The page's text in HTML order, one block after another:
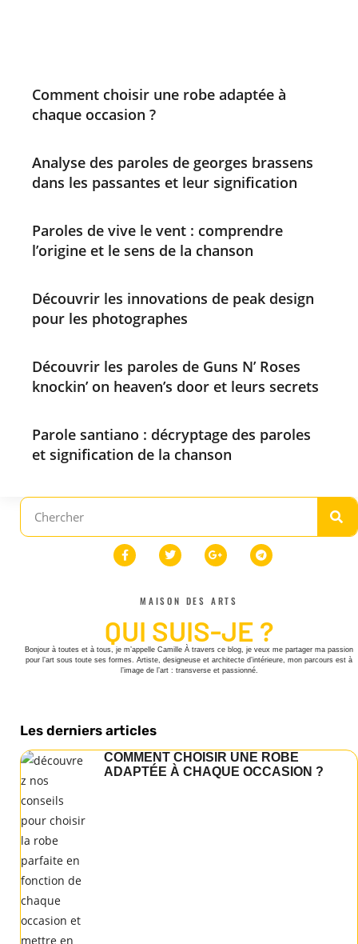
Comment choisir une robe adaptée à
chaque occasion ?
Analyse des paroles de georges brassens
dans les passantes et leur signification
Paroles de vive le vent : comprendre
l’origine et le sens de la chanson
Découvrir les innovations de peak design
pour les photographes
Découvrir les paroles de Guns N’ Roses
knockin’ on heaven’s door et leurs secrets
Parole santiano : décryptage des paroles
et signification de la chanson
MAISON DES ARTS
QUI SUIS-JE ?
Bonjour à toutes et à tous, je m’appelle Camille À travers ce blog, je veux me partager ma passion
pour l’art sous toute ses formes. Artiste, designeuse et architecte d’intérieure, mon parcours est à
l’image de l’art : transverse et passionné.
Les derniers articles
COMMENT CHOISIR UNE ROBE
ADAPTÉE À CHAQUE OCCASION ?